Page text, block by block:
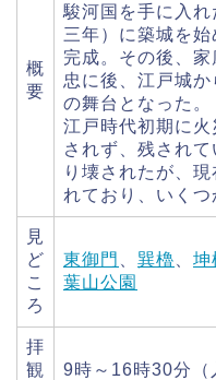
概
要
駿河国を手に入
三年）に築城を
完成。その後、
忠に後、江戸城
の舞台となった。
江戸時代初期に
されず、残され
り壊されたが、
れており、いくつ
見
ど
こ
ろ
東御門 巽櫓 坤
葉山公園
拝
観
9時～16時30分（